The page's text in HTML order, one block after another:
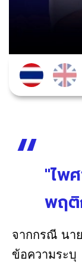
"ไพ
พฤติ
จากกรณี นา
ข้อความระบุ